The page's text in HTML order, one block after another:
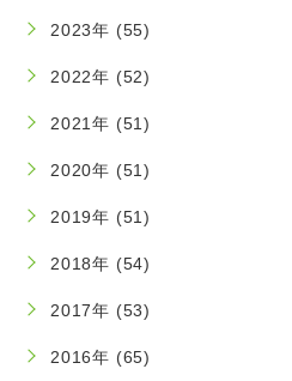
2023年 (55)
2022年 (52)
2021年 (51)
2020年 (51)
2019年 (51)
2018年 (54)
2017年 (53)
2016年 (65)